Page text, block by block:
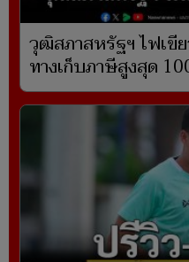
วุฒิสภาสหรัฐฯ ไฟเขี
ทางเก็บภาษีสูงสุด